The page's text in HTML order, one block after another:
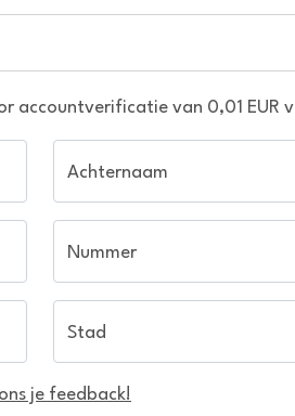
accountverificatie van 0,01 EUR
Achternaam
Nummer
Stad
je feedback!